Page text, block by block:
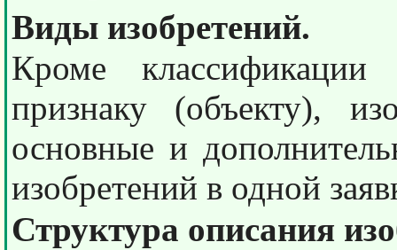
Виды изобретений.
Кроме
признаку (объекту),
основные и
изобретений в одной
Структура описания